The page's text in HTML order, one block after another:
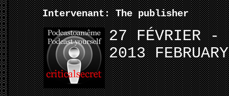
Intervenant: The publisher
27FÉVRIER -
2013